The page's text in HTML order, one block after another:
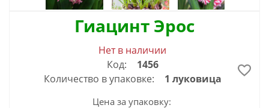
Гиацинт Эрос
Нет в наличии
Код:
1456
Количество в упаковке:
1 луковица
Цена за упаковку: